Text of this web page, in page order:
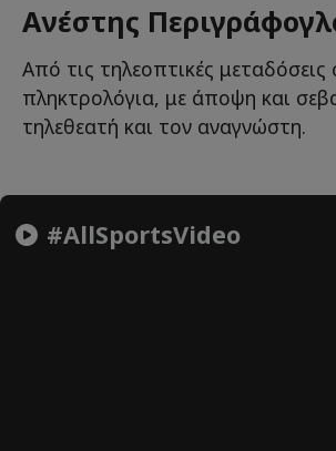
Ανέστης
Από τις τηλεοπτικές μεταδόσεις
πληκτρολόγια, με άποψη και
τηλεθεατή και τον αναγνώστη.
#AllSportsVideo